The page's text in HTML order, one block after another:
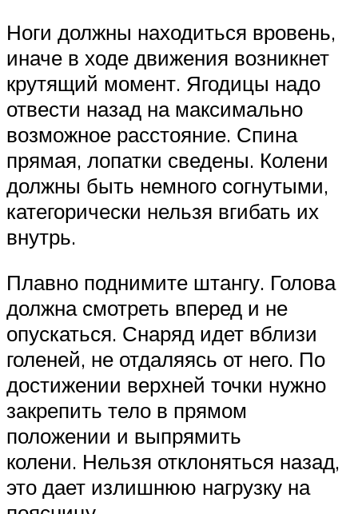
Ноги должны находиться вровень,
иначе в ходе движения возникнет
крутящий момент. Ягодицы надо
отвести назад на максимально
возможное расстояние. Спина
прямая, лопатки сведены. Колени
должны быть немного согнутыми,
категорически нельзя вгибать их
внутрь.
Плавно поднимите штангу. Голова
должна смотреть вперед и не
опускаться. Снаряд идет вблизи
голеней, не отдаляясь от него. По
достижении верхней точки нужно
закрепить тело в прямом
положении и выпрямить
колени. Нельзя отклоняться назад,
это дает излишнюю нагрузку на